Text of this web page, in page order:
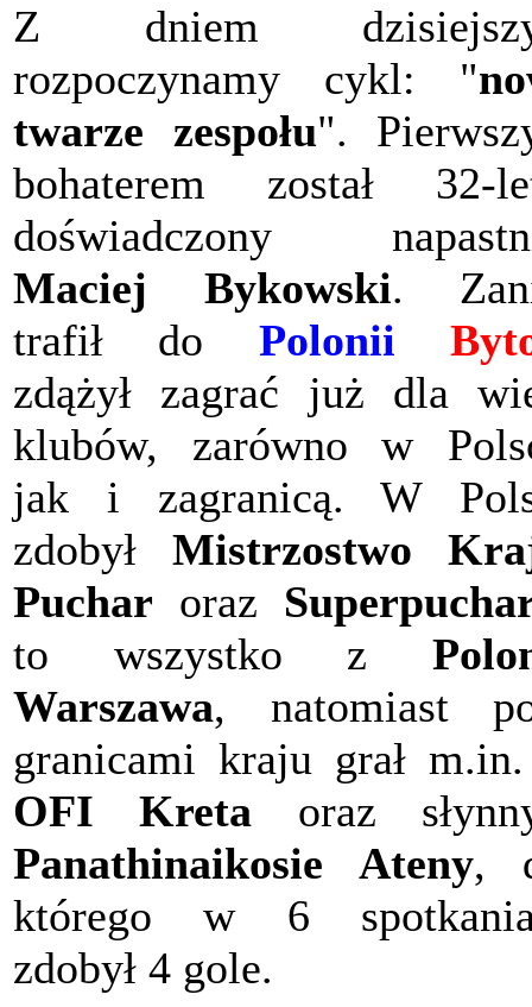
Z dniem
rozpoczynamy cykl: "
twarze zespołu".
bohaterem został 32-
doświadczony
Maciej Bykowski.
trafił do Polonii
zdążył zagrać już dla
klubów, zarówno w
jak i zagranicą. W
zdobył Mistrzostwo
Puchar oraz
to wszystko z
Warszawa, natomiast
granicami kraju grał
OFI Kreta oraz
Panathinaikosie Ateny,
którego w 6
zdobył 4 gole.